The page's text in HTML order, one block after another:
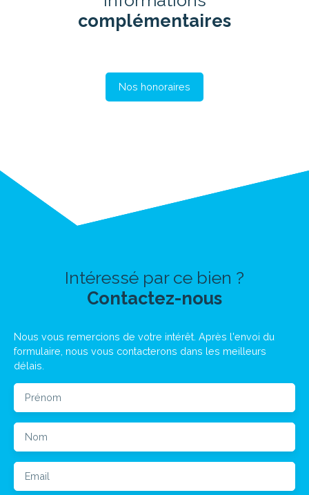
complémentaires
Nos honoraires
Intéressé par ce bien ?
Contactez-nous
Nous vous remercions de votre intérêt. Après l'envoi du
formulaire, nous vous contacterons dans les meilleurs
délais.
Prénom
Nom
Email